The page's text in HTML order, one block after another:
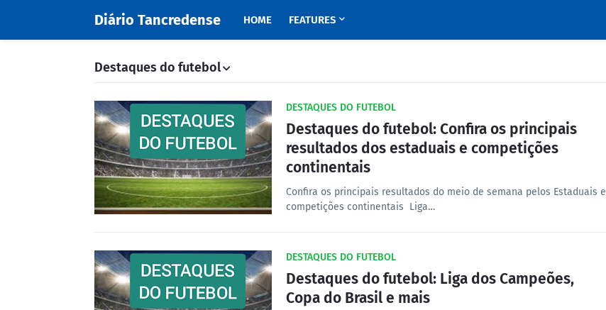
Diário Tancredense HOME FEATURES
Destaques do futebol
DESTAQUES DO FUTEBOL
Destaques do futebol: Confira os principais
resultados dos estaduais e competições
continentais
Confira os principais resultados do meio de semana pelos Estaduais e
competições continentais Liga…
DESTAQUES DO FUTEBOL
Destaques do futebol: Liga dos Campeões,
Copa do Brasil e mais